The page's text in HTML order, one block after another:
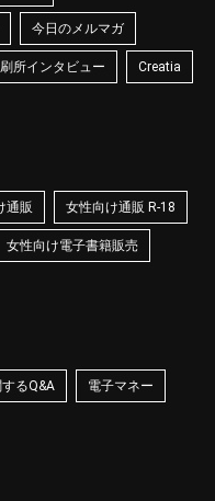
今日のメルマガ
所インタビュー Creatia
通販 女性向け通販 R-18
女性向け電子書籍販売
るQ&A 電子マネー